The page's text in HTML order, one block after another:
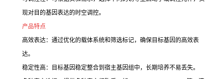
现对目的基因表达的时空调控。
产品特点
高效表达：通过优化的载体系统和筛选标记，确保目标基因的高效表
达。
稳定性高：目标基因稳定整合到宿主基因组中，长期培养不易丢失。